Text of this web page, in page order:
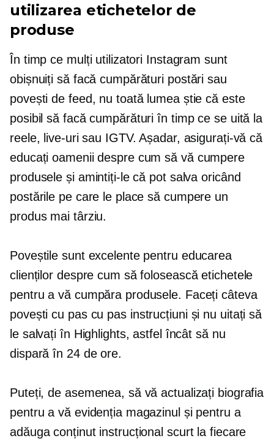
utilizarea etichetelor de
produse
În timp ce mulți utilizatori Instagram sunt
obișnuiți să facă cumpărături postări sau
povești de feed, nu toată lumea știe că este
posibil să facă cumpărături în timp ce se uită la
reele, live-uri sau IGTV. Așadar, asigurați-vă că
educați oamenii despre cum să vă cumpere
produsele și amintiți-le că pot salva oricând
postările pe care le place să cumpere un
produs mai târziu.
Poveștile sunt excelente pentru educarea
clienților despre cum să folosească etichetele
pentru a vă cumpăra produsele. Faceți câteva
povești cu pas cu pasinstrucțiuni și nu uitați să
le salvați în Highlights, astfel încât să nu
dispară în 24 de ore.
Puteți, de asemenea, să vă actualizați biografia
pentru a vă evidenția magazinul și pentru a
adăuga conținut instrucțional scurt la fiecare